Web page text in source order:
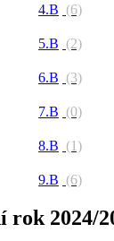
4.B (6)
5.B (2)
6.B (3)
7.B (0)
8.B (1)
9.B (6)
rok 2024/